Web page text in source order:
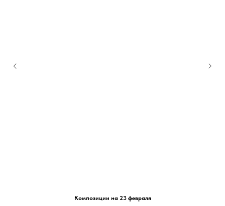
Композиции на 23 февраля